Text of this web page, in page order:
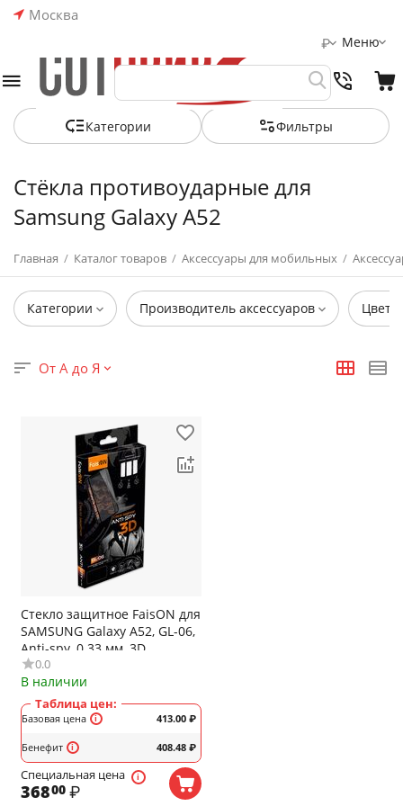
Москва
Меню
₽
Категории Фильтры
Стёкла противоударные для
Samsung Galaxy A52
Главная / Каталог товаров / Аксессуары для мобильных /
Категории Производитель аксессуаров Цвет
От А до Я
Стекло защитное FaisON для
SAMSUNG Galaxy A52, GL-06,
Anti-spy, 0.33 мм, 3D,
глянцевое, цвет: чёрный
0.0
В наличии
Таблица цен:
Базовая цена
Бенефит
413.00 ₽
408.48 ₽
Специальная цена
36800 ₽